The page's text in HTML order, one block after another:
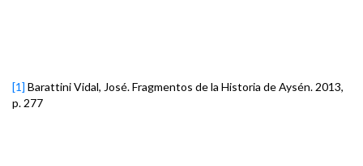
[1] Barattini Vidal, José. Fragmentos de la Historia de Aysén. 2013,
p. 277